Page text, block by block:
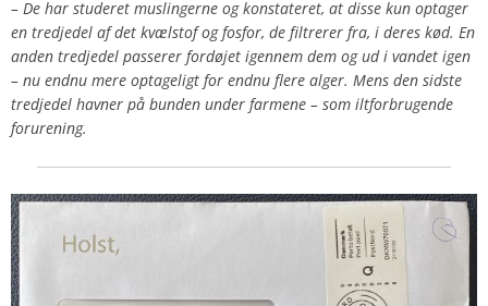
– De har studeret muslingerne og konstateret, at disse kun optager
en tredjedel af det kvælstof og fosfor, de filtrerer fra, i deres kød. En
anden tredjedel passerer fordøjet igennem dem og ud i vandet igen
– nu endnu mere optageligt for endnu flere alger. Mens den sidste
tredjedel havner på bunden under farmene – som iltforbrugende
forurening.